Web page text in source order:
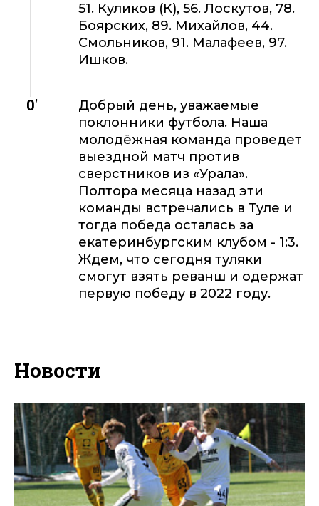
51. Куликов (К), 56. Лоскутов, 78.
Боярских, 89. Михайлов, 44.
Смольников, 91. Малафеев, 97.
Ишков.
0'
Добрый день, уважаемые
поклонники футбола. Наша
молодёжная команда проведет
выездной матч против
сверстников из «Урала».
Полтора месяца назад эти
команды встречались в Туле и
тогда победа осталась за
екатеринбургским клубом - 1:3.
Ждем, что сегодня туляки
смогут взять реванш и одержат
первую победу в 2022 году.
Новости